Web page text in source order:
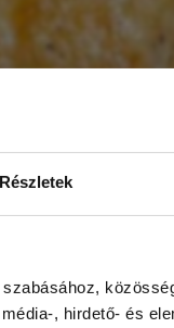
Részletek
, hirdető- és